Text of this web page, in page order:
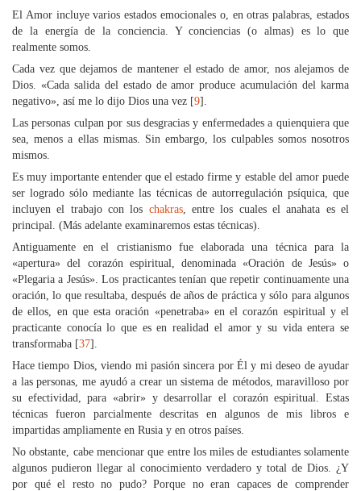
El Amor incluye varios estados emocionales o, en otras palabras, estados
de la energía de la conciencia. Y conciencias (o almas) es lo que
realmente somos.
Cada vez que dejamos de mantener el estado de amor, nos alejamos de
Dios. «Cada salida del estado de amor produce acumulación del karma
negativo», así me lo dijo Dios una vez [9].
Las personas culpan por sus desgracias y enfermedades a quienquiera que
sea, menos a ellas mismas. Sin embargo, los culpables somos nosotros
mismos.
Es muy importante entender que el estado firme y estable del amor puede
ser logrado sólo mediante las técnicas de autorregulación psíquica, que
incluyen el trabajo con los chakras, entre los cuales el anahata es el
principal. (Más adelante examinaremos estas técnicas).
Antiguamente en el cristianismo fue elaborada una técnica para la
«apertura» del corazón espiritual, denominada «Oración de Jesús» o
«Plegaria a Jesús». Los practicantes tenían que repetir continuamente una
oración, lo que resultaba, después de años de práctica y sólo para algunos
de ellos, en que esta oración «penetraba» en el corazón espiritual y el
practicante conocía lo que es en realidad el amor y su vida entera se
transformaba [37].
Hace tiempo Dios, viendo mi pasión sincera por Él y mi deseo de ayudar
a las personas, me ayudó a crear un sistema de métodos, maravilloso por
su efectividad, para «abrir» y desarrollar el corazón espiritual. Estas
técnicas fueron parcialmente descritas en algunos de mis libros e
impartidas ampliamente en Rusia y en otros países.
No obstante, cabe mencionar que entre los miles de estudiantes solamente
algunos pudieron llegar al conocimiento verdadero y total de Dios. ¿Y
por qué el resto no pudo? Porque no eran capaces de comprender